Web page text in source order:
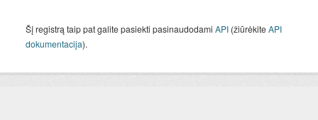
Šį registrą taip pat galite pasiekti pasinaudodami API (žiūrėkiteAPI
dokumentacija).